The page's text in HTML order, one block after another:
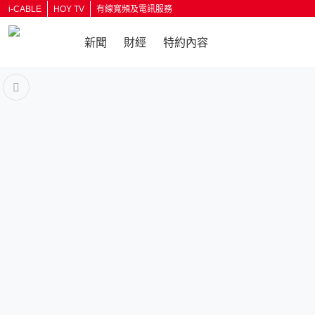
i-CABLE HOY TV 有線寬頻及電訊服務
新聞 財經 特約內容